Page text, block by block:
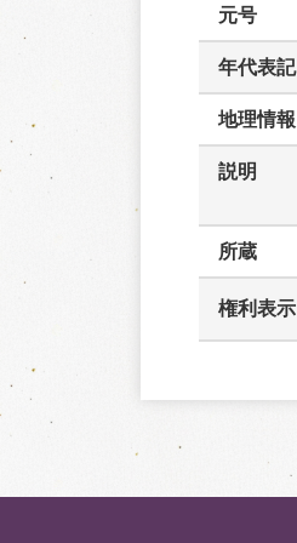
元号
年代表記
地理情報
説明
所蔵
権利表示